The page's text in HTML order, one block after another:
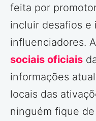
feita por
incluir desafios e
influenciadores.
sociais oficiais
informações
locais das
ninguém fique